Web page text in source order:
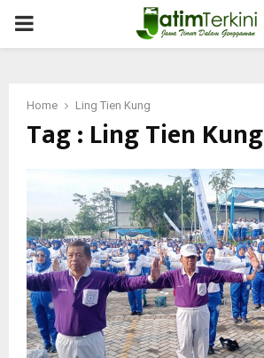
PRIMARY
Home Ling Tien Kung
Tag : Ling Tien Kung